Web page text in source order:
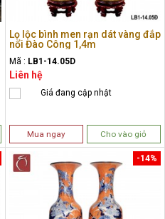
Lọ lộc bình men rạn dát vàng đắp
nổi Đào Công 1,4m
Mã : LB1-14.05D
Liên hệ
Giá đang cập nhật
Mua ngay Cho vào giỏ
-14%